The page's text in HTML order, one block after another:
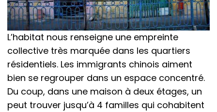
L’habitat nous renseigne une empreinte
collective très marquée dans les quartiers
résidentiels. Les immigrants chinois aiment
bien se regrouper dans un espace concentré.
Du coup, dans une maison à deux étages, un
peut trouver jusqu’à 4 familles qui cohabitent